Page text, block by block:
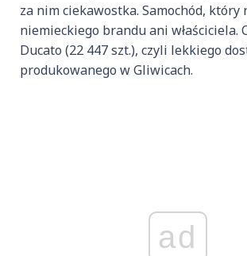
za nim ciekawostka. Samochód, który
niemieckiego brandu ani właściciela.
Ducato (22 447 szt.), czyli lekkiego
produkowanego w Gliwicach.
ad